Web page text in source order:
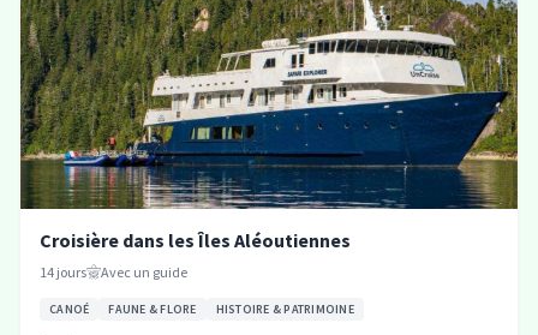
Croisière dans les Îles Aléoutiennes
14 jours Avec un guide
CANOÉ FAUNE & FLORE HISTOIRE & PATRIMOINE